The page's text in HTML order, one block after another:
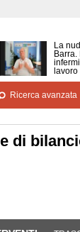
La
Ricerca avanzata
di